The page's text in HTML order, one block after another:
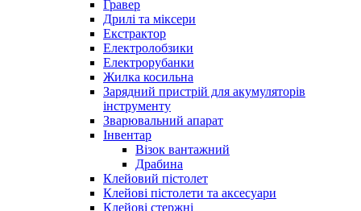
Гравер
Дрилі та міксери
Екстрактор
Електролобзики
Електрорубанки
Жилка косильна
Зарядний пристрій для акумуляторів
інструменту
Зварювальний апарат
Інвентар
Візок вантажний
Драбина
Клейовий пістолет
Клейові пістолети та аксесуари
Клейові стержні